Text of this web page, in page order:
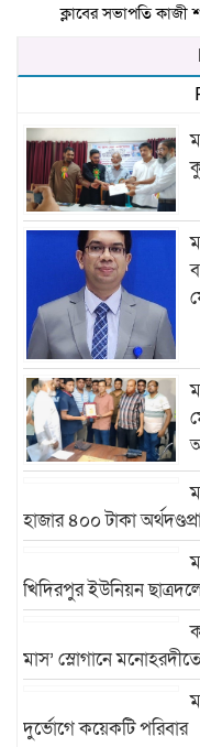
ক্লাবের সভাপতি কাজী
হাজার ৪০০ টাকা
খিদিরপুর ইউনিয়ন
মাস’ স্লোগানে
দুর্ভোগে কয়েকটি পরিবার